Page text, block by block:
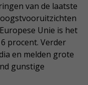
van de laatste
Unie is het
procent. Verder
en melden grote
gunstige